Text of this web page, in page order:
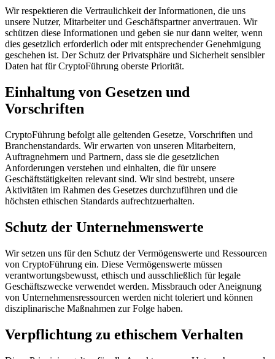
Wir respektieren die Vertraulichkeit der Informationen, die uns
unsere Nutzer, Mitarbeiter und Geschäftspartner anvertrauen. Wir
schützen diese Informationen und geben sie nur dann weiter, wenn
dies gesetzlich erforderlich oder mit entsprechender Genehmigung
geschehen ist. Der Schutz der Privatsphäre und Sicherheit sensibler
Daten hat für CryptoFührung oberste Priorität.
Einhaltung von Gesetzen und
Vorschriften
CryptoFührung befolgt alle geltenden Gesetze, Vorschriften und
Branchenstandards. Wir erwarten von unseren Mitarbeitern,
Auftragnehmern und Partnern, dass sie die gesetzlichen
Anforderungen verstehen und einhalten, die für unsere
Geschäftstätigkeiten relevant sind. Wir sind bestrebt, unsere
Aktivitäten im Rahmen des Gesetzes durchzuführen und die
höchsten ethischen Standards aufrechtzuerhalten.
Schutz der Unternehmenswerte
Wir setzen uns für den Schutz der Vermögenswerte und Ressourcen
von CryptoFührung ein. Diese Vermögenswerte müssen
verantwortungsbewusst, ethisch und ausschließlich für legale
Geschäftszwecke verwendet werden. Missbrauch oder Aneignung
von Unternehmensressourcen werden nicht toleriert und können
disziplinarische Maßnahmen zur Folge haben.
Verpflichtung zu ethischem Verhalten